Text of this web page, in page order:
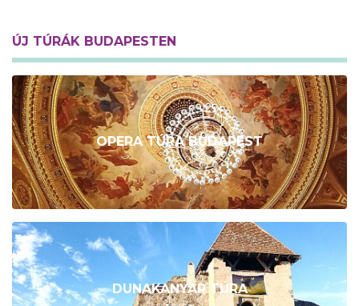
ÚJ TÚRÁK BUDAPESTEN
OPERA TÚRA BUDAPEST
DUNAKANYAR TÚRA